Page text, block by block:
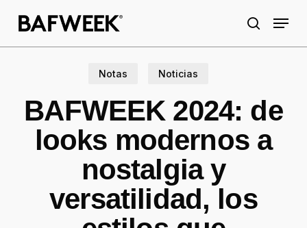
search
Menu
Notas Noticias
BAFWEEK 2024: de
looks modernos a
nostalgia y
versatilidad, los